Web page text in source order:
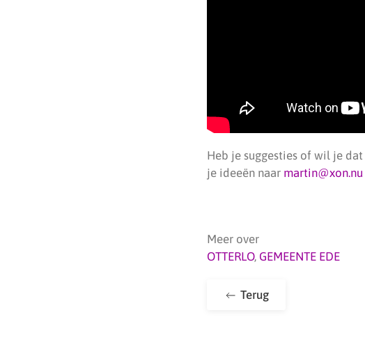
Heb je suggesties of wil je
je ideeën naar martin@xon.nu
Meer over
OTTERLO, GEMEENTE EDE
Terug